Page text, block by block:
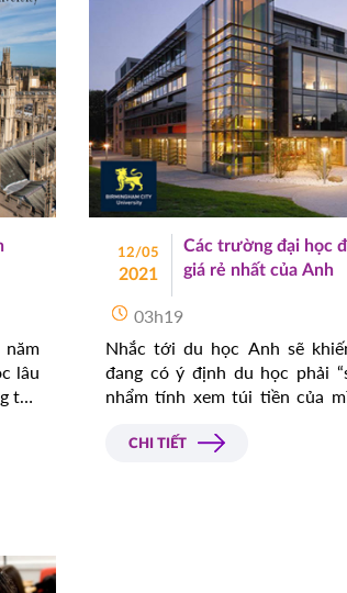
lâu
thu
12/05
2021
Các trường đại học
giá rẻ nhất của Anh
03h19
Nhắc tới du học Anh sẽ
đang có ý định du học phải
nhẩm tính xem túi tiền của
những trường ở Anh đào tạo
CHI TIẾT